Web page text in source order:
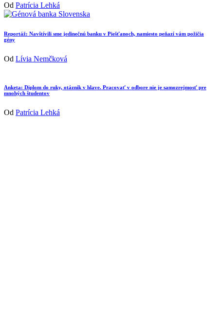
Od Patrícia Lehká
Reportáž: Navštívili sme jedinečnú banku v Piešťanoch, namiesto peňazí vám požičia
gény
Od Lívia Nemčková
Anketa: Diplom do ruky, otáznik v hlave. Pracovať v odbore nie je samozrejmosť pre
mnohých študentov
Od Patrícia Lehká